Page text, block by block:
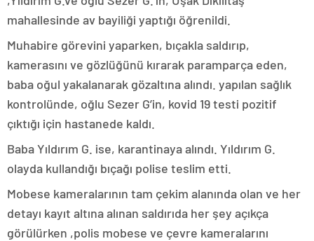
mahallesinde av bayiliği yaptığı öğrenildi.
Muhabire görevini yaparken, bıçakla saldırıp,
kamerasını ve gözlüğünü kırarak paramparça eden,
baba oğul yakalanarak gözaltına alındı. yapılan sağlık
kontrolünde, oğlu Sezer G’in, kovid 19 testi pozitif
çıktığı için hastanede kaldı.
Baba Yıldırım G. ise, karantinaya alındı. Yıldırım G.
olayda kullandığı bıçağı polise teslim etti.
Mobese kameralarının tam çekim alanında olan ve her
detayı kayıt altına alınan saldırıda her şey açıkça
görülürken ,polis mobese ve çevre kameralarını